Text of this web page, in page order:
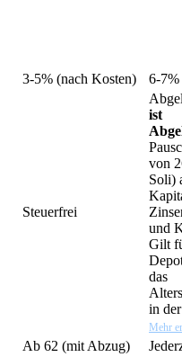
3-5% (nach Kosten) 6-7%
Steuerfrei
ist
von
Soli)
und
Gilt
das
in
Mehr
Ab 62 (mit Abzug)